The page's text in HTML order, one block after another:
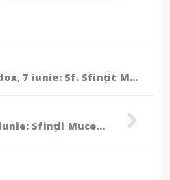
Calendar ortodox, 7 iunie: Sf. Sfinţit Mc. Teodot, episcopul Ancirei; Sf. Mc. Zenaida
Calendar ortodox, 8 iunie: Sfinţii Mucenici Nicandru şi Marcian; Aducerea moaştelor Sfântului Mare Mucenic Teodor Stratilat